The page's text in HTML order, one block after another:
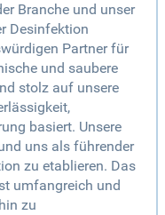
Branche und unser
Desinfektion
Partner für
und saubere
stolz auf unsere
basiert. Unsere
uns als führender
zu etablieren. Das
umfangreich und
zu